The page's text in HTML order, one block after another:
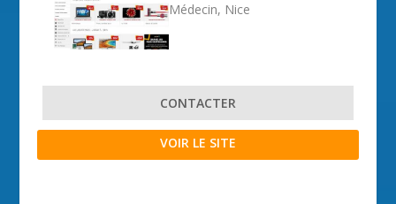
Médecin, Nice
CONTACTER
VOIR LE SITE